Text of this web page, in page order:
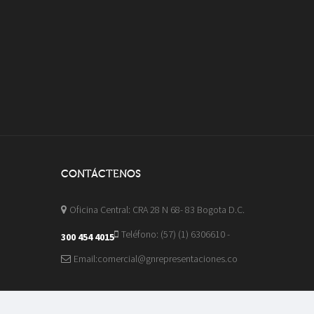
CONTÁCTENOS
Oficina Central: CRA 28 N 68- 83 Bogota D.C.
Teléfono: (57) (1) 6306610 -
300 454 4015
Email:comercial@gnrepresentaciones.co